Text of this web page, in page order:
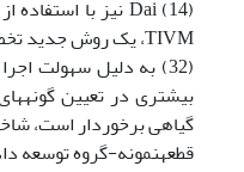
(32) به دلیل سهولت
بیشتری در تعیین
قطعه­نمونه-گروه توسعه